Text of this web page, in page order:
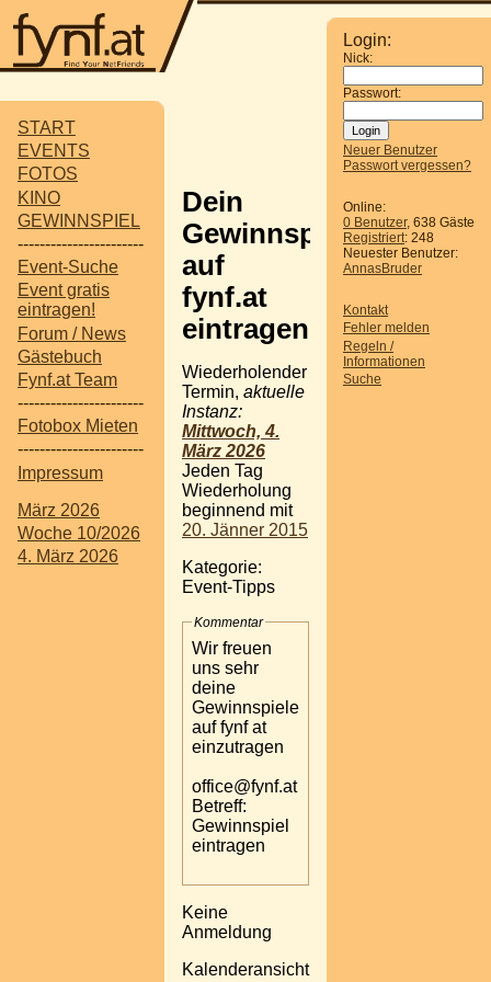
START
EVENTS
FOTOS
KINO
GEWINNSPIEL
-----------------------
Event-Suche
Event gratis
eintragen!
Forum / News
Gästebuch
Fynf.at Team
-----------------------
Fotobox Mieten
-----------------------
Impressum
März 2026
Woche 10/2026
4. März 2026
Login:
Nick:
Passwort:
Neuer Benutzer
Passwort vergessen?
Online:
0 Benutzer, 638 Gäste
Registriert: 248
Neuester Benutzer:
AnnasBruder
Kontakt
Fehler melden
Regeln /
Informationen
Suche
Dein
Gewinnspiel
auf
fynf.at
eintragen
Wiederholender
Termin, aktuelle
Instanz:
Mittwoch, 4.
März 2026
Jeden Tag
Wiederholung
beginnend mit
20. Jänner 2015
Kategorie:
Event-Tipps
Kommentar
Wir freuen
uns sehr
deine
Gewinnspiele
auf fynf at
einzutragen
office@fynf.at
Betreff:
Gewinnspiel
eintragen
Keine
Anmeldung
Kalenderansicht